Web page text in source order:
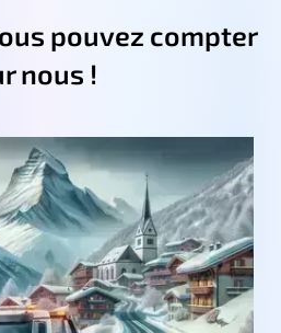
pouvez compter
nous !